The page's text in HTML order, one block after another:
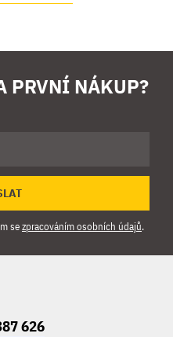
PRVNÍ NÁKUP?
sezpracováním osobních údajů.
626